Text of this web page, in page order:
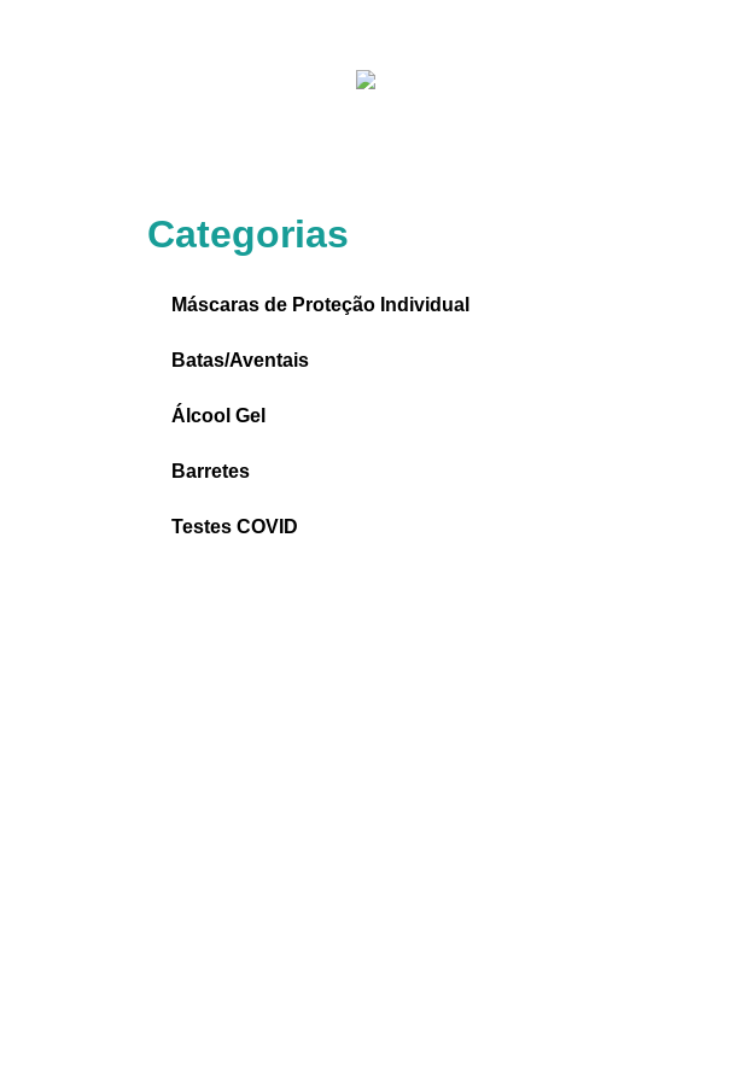
Categorias
Máscaras de Proteção Individual
Batas/Aventais
Álcool Gel
Barretes
Testes COVID